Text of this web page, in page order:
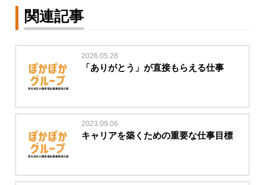
関連記事
2026.05.28
「ありがとう」が直接もらえる仕事
2023.09.06
キャリアを築くための重要な仕事目標